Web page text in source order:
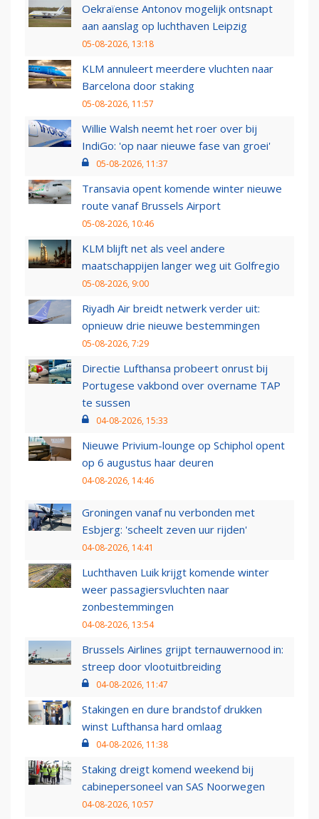
Oekraïense Antonov mogelijk ontsnapt
aan aanslag op luchthaven Leipzig
05-08-2026, 13:18
KLM annuleert meerdere vluchten naar
Barcelona door staking
05-08-2026, 11:57
Willie Walsh neemt het roer over bij
IndiGo: 'op naar nieuwe fase van groei'
05-08-2026, 11:37
Transavia opent komende winter nieuwe
route vanaf Brussels Airport
05-08-2026, 10:46
KLM blijft net als veel andere
maatschappijen langer weg uit Golfregio
05-08-2026, 9:00
Riyadh Air breidt netwerk verder uit:
opnieuw drie nieuwe bestemmingen
05-08-2026, 7:29
Directie Lufthansa probeert onrust bij
Portugese vakbond over overname TAP
te sussen
04-08-2026, 15:33
Nieuwe Privium-lounge op Schiphol opent
op 6 augustus haar deuren
04-08-2026, 14:46
Groningen vanaf nu verbonden met
Esbjerg: 'scheelt zeven uur rijden'
04-08-2026, 14:41
Luchthaven Luik krijgt komende winter
weer passagiersvluchten naar
zonbestemmingen
04-08-2026, 13:54
Brussels Airlines grijpt ternauwernood in:
streep door vlootuitbreiding
04-08-2026, 11:47
Stakingen en dure brandstof drukken
winst Lufthansa hard omlaag
04-08-2026, 11:38
Staking dreigt komend weekend bij
cabinepersoneel van SAS Noorwegen
04-08-2026, 10:57